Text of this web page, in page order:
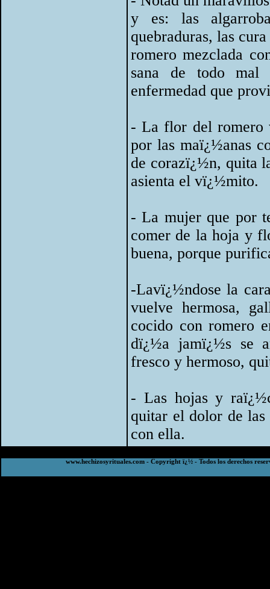
y es: las
quebraduras, las
romero mezclada
sana de todo mal
enfermedad que
- La flor del romero
por las maï¿½anas
de corazï¿½n, quita
asienta el vï¿½mito.
- La mujer que por
comer de la hoja y
buena, porque
-Lavï¿½ndose la
vuelve hermosa,
cocido con romero
dï¿½a jamï¿½s se
fresco y hermoso,
- Las hojas y
quitar el dolor de las
con ella.
www.hechizosyrituales.com - Copyright ï¿½ - Todos los derechos